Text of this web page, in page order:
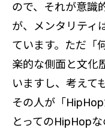
ので、それが意識
が、メンタリティ
ています。ただ「
楽的な側面と文化
いますし、考えて
その人が「
とってのHipHop